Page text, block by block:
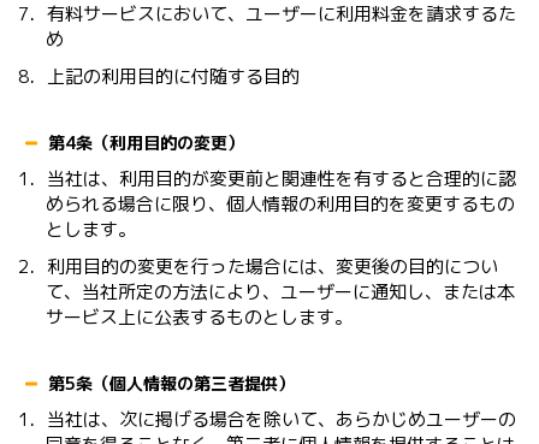
7．有料サービスにおいて、ユーザーに利用料金を請求するた
め
8．上記の利用目的に付随する目的
第4条（利用目的の変更）
1．当社は、利用目的が変更前と関連性を有すると合理的に認
められる場合に限り、個人情報の利用目的を変更するもの
とします。
2．利用目的の変更を行った場合には、変更後の目的につい
て、当社所定の方法により、ユーザーに通知し、または本
サービス上に公表するものとします。
第5条（個人情報の第三者提供）
1．当社は、次に掲げる場合を除いて、あらかじめユーザーの